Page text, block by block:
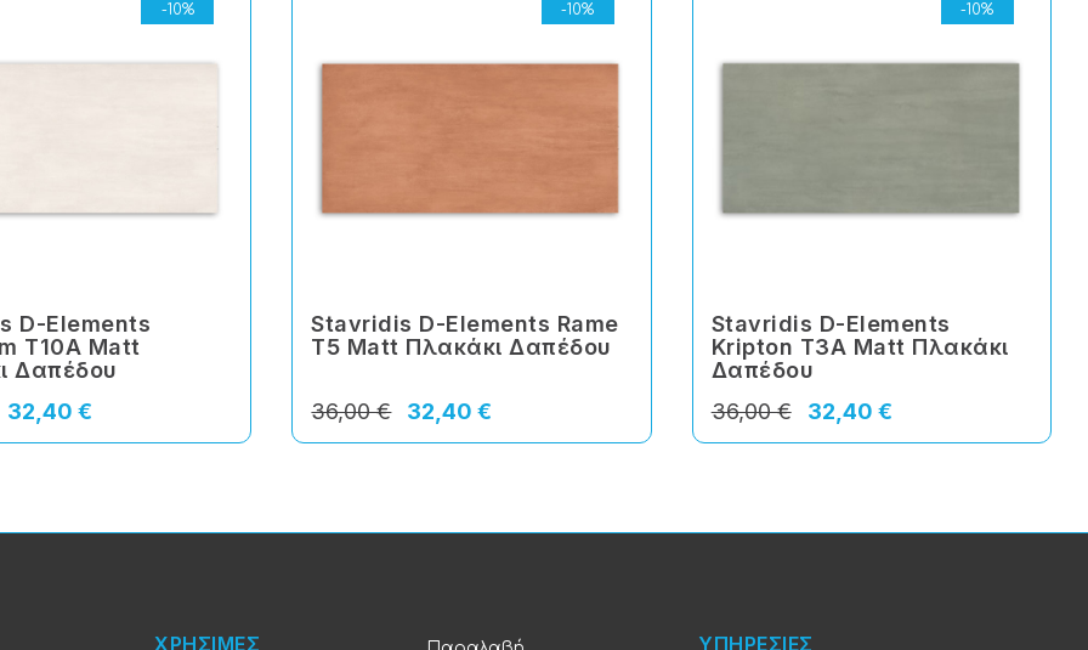
-10%
D-Elements
T10A Matt
Δαπέδου
32,40 €
-10%
Stavridis D-Elements Rame
T5 Matt Πλακάκι Δαπέδου
32,40 €
36,00 €
-10%
Stavridis D-Elements
Kripton T3A Matt Πλακάκι
Δαπέδου
32,40 €
36,00 €
ΧΡΗΣΙΜΕΣ ΥΠΗΡΕΣΙΕΣ